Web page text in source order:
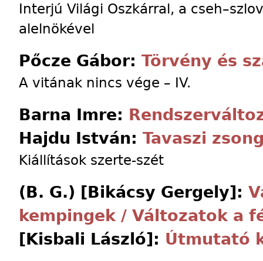
Interjú Világi Oszkárral, a
alelnökével
Pőcze Gábor: Törvény és
A vitának nincs vége – IV.
Barna Imre:
Hajdu István: Tavaszi
Kiállítások szerte-szét
(B. G.) [Bikácsy Gergely]:
kempingek / Változatok a
[Kisbali László]: Útmutató